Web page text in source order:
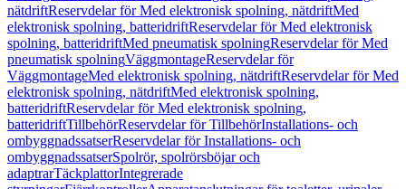
nätdriftReservdelar för Med elektronisk spolning, nätdriftMed
elektronisk spolning, batteridriftReservdelar för Med elektronisk
spolning, batteridriftMed pneumatisk spolningReservdelar för Med
pneumatisk spolningVäggmontageReservdelar för
VäggmontageMed elektronisk spolning, nätdriftReservdelar för Med
elektronisk spolning, nätdriftMed elektronisk spolning,
batteridriftReservdelar för Med elektronisk spolning,
batteridriftTillbehörReservdelar för TillbehörInstallations- och
ombyggnadssatserReservdelar för Installations- och
ombyggnadssatserSpolrör, spolrörsböjar och
adaptrarTäckplattorIntegrerade